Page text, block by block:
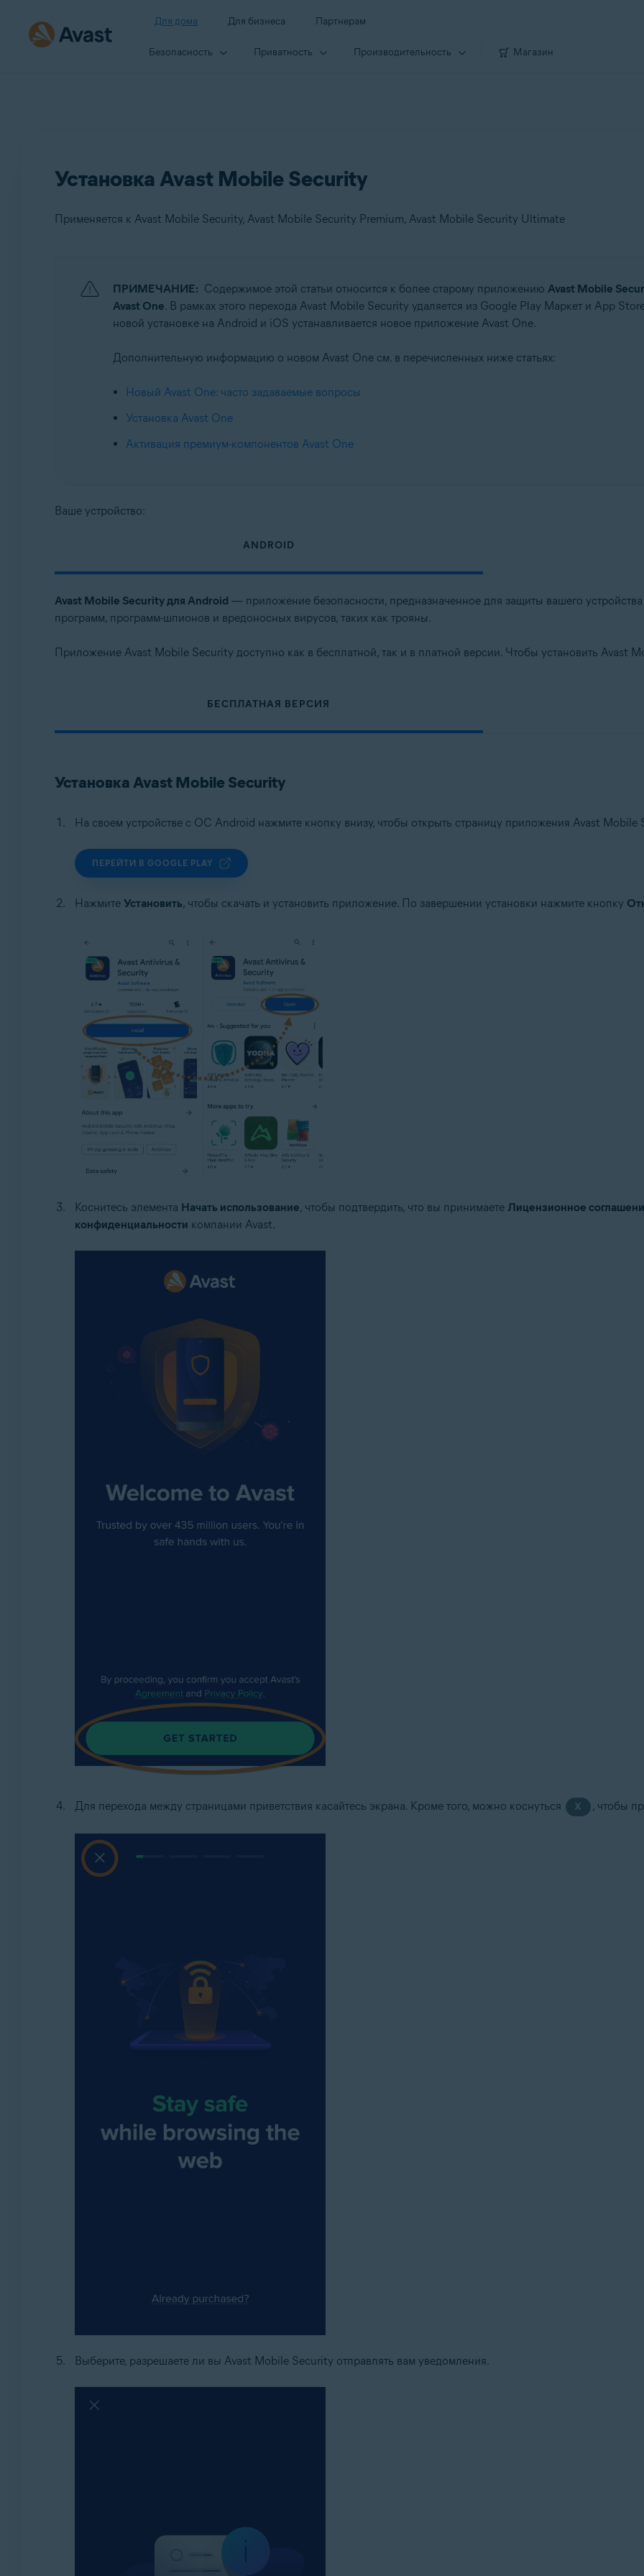
Для дома Для бизнеса Партнерам
Безопасность Приватность Производи­тельность Магазин
Установка Avast Mobile Security
Применяется к Avast Mobile Security, Avast Mobile Security Premium, Avast Mobile Security Ultimate
Avast Mobile Security
Avast Mobile Security Premium
Операционные системы:
Android и iOS
ПРИМЕЧАНИЕ: Содержимое этой статьи относится к более старому приложению Avast Mobile
Avast One. В рамках этого перехода Avast Mobile Security удаляется из Google Play Маркет и App
новой установке на Android и iOS устанавливается новое приложение Avast One.
Дополнительную информацию о новом Avast One см. в перечисленных ниже статьях:
Новый Avast One: часто задаваемые вопросы
Установка Avast One
Активация премиум-компонентов Avast One
Ваше устройство:
ANDROID
Avast Mobile Security для Android — приложение безопасности, предназначенное для защиты вашего
программ, программ-шпионов и вредоносных вирусов, таких как трояны.
Приложение Avast Mobile Security доступно как в бесплатной, так и в платной версии. Чтобы установить Avast
БЕСПЛАТНАЯ ВЕРСИЯ
Установка Avast Mobile Security
На своем устройстве с ОС Android нажмите кнопку внизу, чтобы открыть страницу приложения Avast Mobile
ПЕРЕЙТИ В GOOGLE PLAY
Нажмите Установить, чтобы скачать и установить приложение. По завершении установки нажмите кнопку
Коснитесь элемента Начать использование, чтобы подтвердить, что вы принимаете Лицензионное
конфиденциальности компании Avast.
Для перехода между страницами приветствия касайтесь экрана. Кроме того, можно коснуться X , чтобы
Выберите, разрешаете ли вы Avast Mobile Security отправлять вам уведомления.